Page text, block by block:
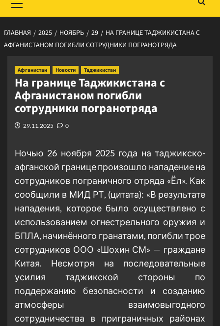
меню
ГЛАВНАЯ 2025 НОЯБРЬ 29
НА ГРАНИЦЕ ТАДЖИКИСТАНА С
АФГАНИСТАНОМ ПОГИБЛИ СОТРУДНИКИ ПОГРАНОТРЯДА
Афганистан Новости Таджикистан
На границе Таджикистана с
Афганистаном погибли
сотрудники погранотряда
29.11.2025 0
Ночью 26 ноября 2025 года на таджикско-
афганской границе произошло нападение на
сотрудников пограничного отряда «Ёл». Как
сообщили в МИД РТ, (цитата): «В результате
нападения, которое было осуществлено с
использованием огнестрельного оружия и
БПЛА, начинённого гранатами, погибли трое
сотрудников ООО «Шохин СМ» — граждане
Китая. Несмотря на последовательные
усилия таджикской стороны по
поддержанию безопасности и созданию
атмосферы взаимовыгодного
сотрудничества в приграничных районах